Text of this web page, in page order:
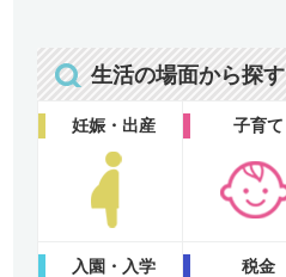
生活の場面から探す
妊娠・出産 子育て
入園・入学 税金